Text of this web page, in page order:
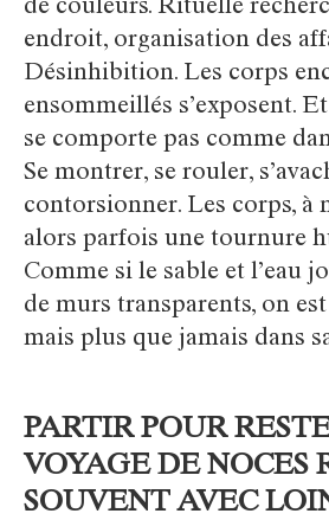
de couleurs. Rituelle
endroit, organisation des
Désinhibition. Les corps
ensommeillés s’exposent.
se comporte pas comme
Se montrer, se rouler,
contorsionner. Les corps, à
alors parfois une tournure
Comme si le sable et l’eau
de murs transparents, on
mais plus que jamais dans
PARTIR POUR
VOYAGE DE NOCES
SOUVENT AVEC